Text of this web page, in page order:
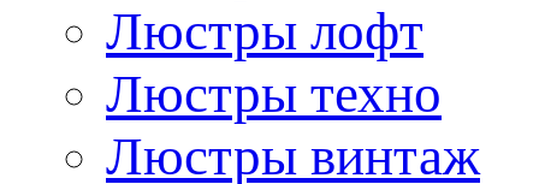
Люстры лофт
Люстры техно
Люстры винтаж